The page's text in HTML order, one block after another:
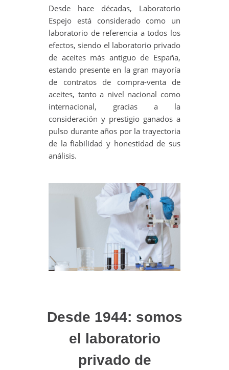
Desde hace décadas, Laboratorio
Espejo está considerado como un
laboratorio de referencia a todos los
efectos, siendo el laboratorio privado
de aceites más antiguo de España,
estando presente en la gran mayoría
de contratos de compra-venta de
aceites, tanto a nivel nacional como
internacional, gracias a la
consideración y prestigio ganados a
pulso durante años por la trayectoria
de la fiabilidad y honestidad de sus
análisis.
Desde 1944: somos
el laboratorio
privado de